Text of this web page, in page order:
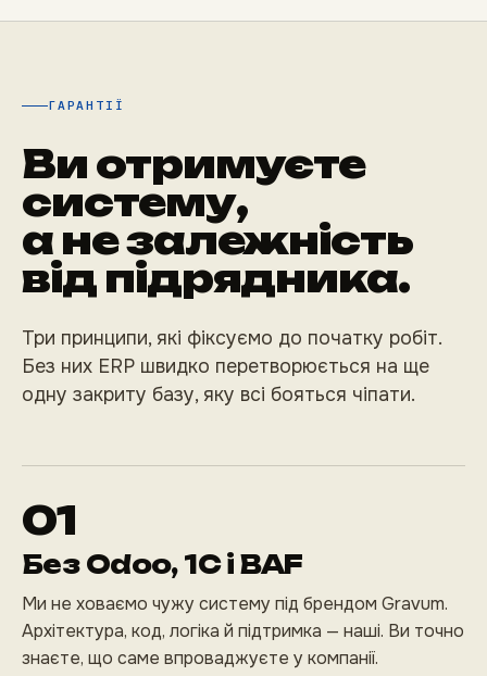
ГАРАНТІЇ
Ви отримуєте
систему,
а не залежність
від підрядника.
Три принципи, які фіксуємо до початку робіт.
Без них ERP швидко перетворюється на ще
одну закриту базу, яку всі бояться чіпати.
01
Без Odoo, 1С і BAF
Ми не ховаємо чужу систему під брендом Gravum.
Архітектура, код, логіка й підтримка — наші. Ви точно
знаєте, що саме впроваджуєте у компанії.